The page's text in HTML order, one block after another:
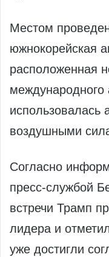
Местом
южнокорейская
расположенная
международного
использовалась
воздушными
Согласно
пресс-службой
встречи Трамп
лидера и
уже достигли